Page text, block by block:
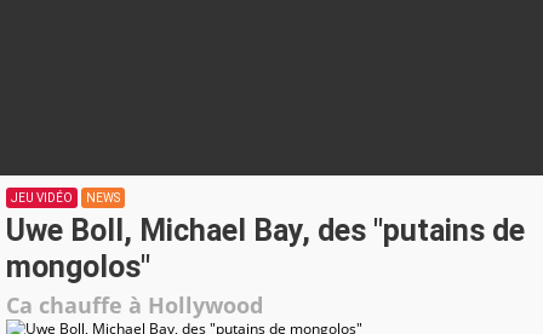
JEU VIDÉO NEWS
Uwe Boll, Michael Bay, des "putains de
mongolos"
Ca chauffe à Hollywood